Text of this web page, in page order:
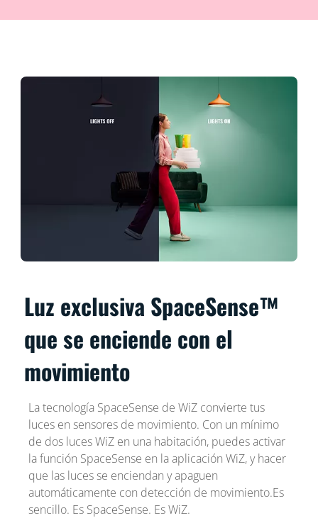
Luz exclusiva SpaceSense™
que se enciende con el
movimiento
La tecnología SpaceSense de WiZ convierte tus
luces en sensores de movimiento. Con un mínimo
de dos luces WiZ en una habitación, puedes activar
la función SpaceSense en la aplicación WiZ, y hacer
que las luces se enciendan y apaguen
automáticamente con detección de movimiento.Es
sencillo. Es SpaceSense. Es WiZ.